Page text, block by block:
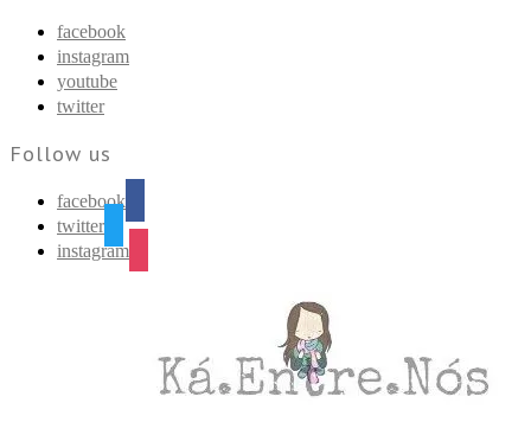
facebook
instagram
youtube
twitter
Follow us
facebook
twitter
instagram